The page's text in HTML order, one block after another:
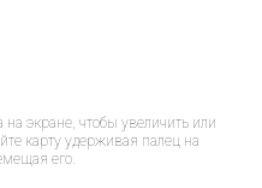
на экране, чтобы увеличить или
карту удерживая палец на
его.